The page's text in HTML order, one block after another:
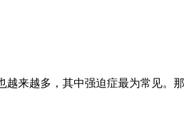
来越多，其中强迫症最为常见。那